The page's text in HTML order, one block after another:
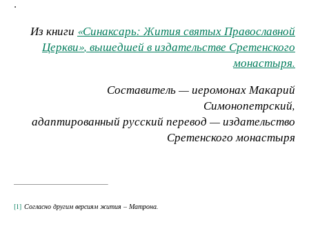
Из книги «Синаксарь: Жития святых Православной
Церкви», вышедшей в издательстве Сретенского
монастыря.
Составитель — иеромонах Макарий
Симонопетрский,
адаптированный русский перевод — издательство
Сретенского монастыря
[1] Согласно другим версиям жития – Матрона.